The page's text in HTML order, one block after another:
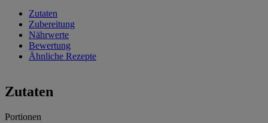
Zutaten
Zubereitung
Nährwerte
Bewertung
Ähnliche Rezepte
Zutaten
Portionen